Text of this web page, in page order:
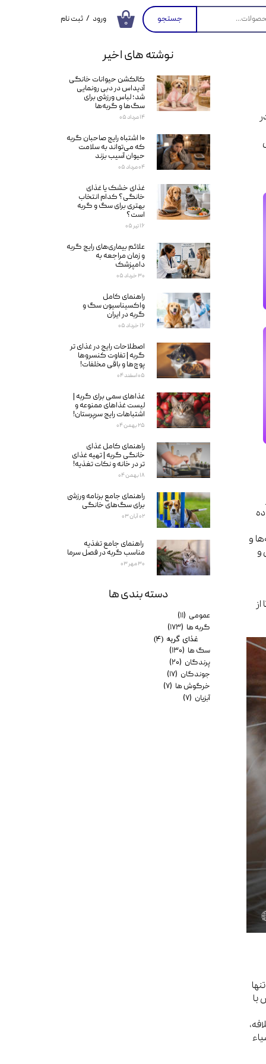
۰ جستجو ورود / ثبت نام
سفارشات
خروج از حساب
و
و
با
نوشته های اخیر
کالکشن حیوانات خانگی
آدیداس در دبی رونمایی
شد؛ لباس ورزشی برای
سگ‌ها و گربه‌ها
۱۴ مرداد ۰۵
۱۰ اشتباه رایج صاحبان گربه
که می‌تواند به سلامت
حیوان آسیب بزند
۰۴ مرداد ۰۵
غذای خشک یا غذای
خانگی؟ کدام انتخاب
بهتری برای سگ و گربه
است؟
۱۶ تیر ۰۵
علائم بیماری‌های رایج گربه
و زمان مراجعه به
دامپزشک
۳۰ خرداد ۰۵
راهنمای کامل
واکسیناسیون سگ و
گربه در ایران
۱۶ خرداد ۰۵
اصطلاحات رایج در غذای تر
گربه | تفاوت کنسروها
پوچ‌ها و باقی مخلفات!
۰۵ اسفند ۰۴
غذاهای سمی برای گربه‌ |
لیست غذاهای ممنوعه و
اشتباهات رایج سرپرستان!
۲۵ بهمن ۰۴
راهنمای کامل غذای
خانگی گربه | تهیه غذای
تر در خانه و نکات تغذیه!
۱۸ بهمن ۰۴
راهنمای جامع برنامه ورزشی
برای سگ‌های خانگی
۰۲ آبان ۰۳
راهنمای جامع تغذیه
مناسب گربه در فصل سرما
۳۰ مهر ۰۳
دسته بندی ها
عمومی (۱۱)
گربه ها (۱۷۳)
غذای گربه (۴)
سگ ها (۱۳۰)
پرندگان (۲۰)
جوندگان (۱۷)
خرگوش ها (۷)
آبزیان (۷)